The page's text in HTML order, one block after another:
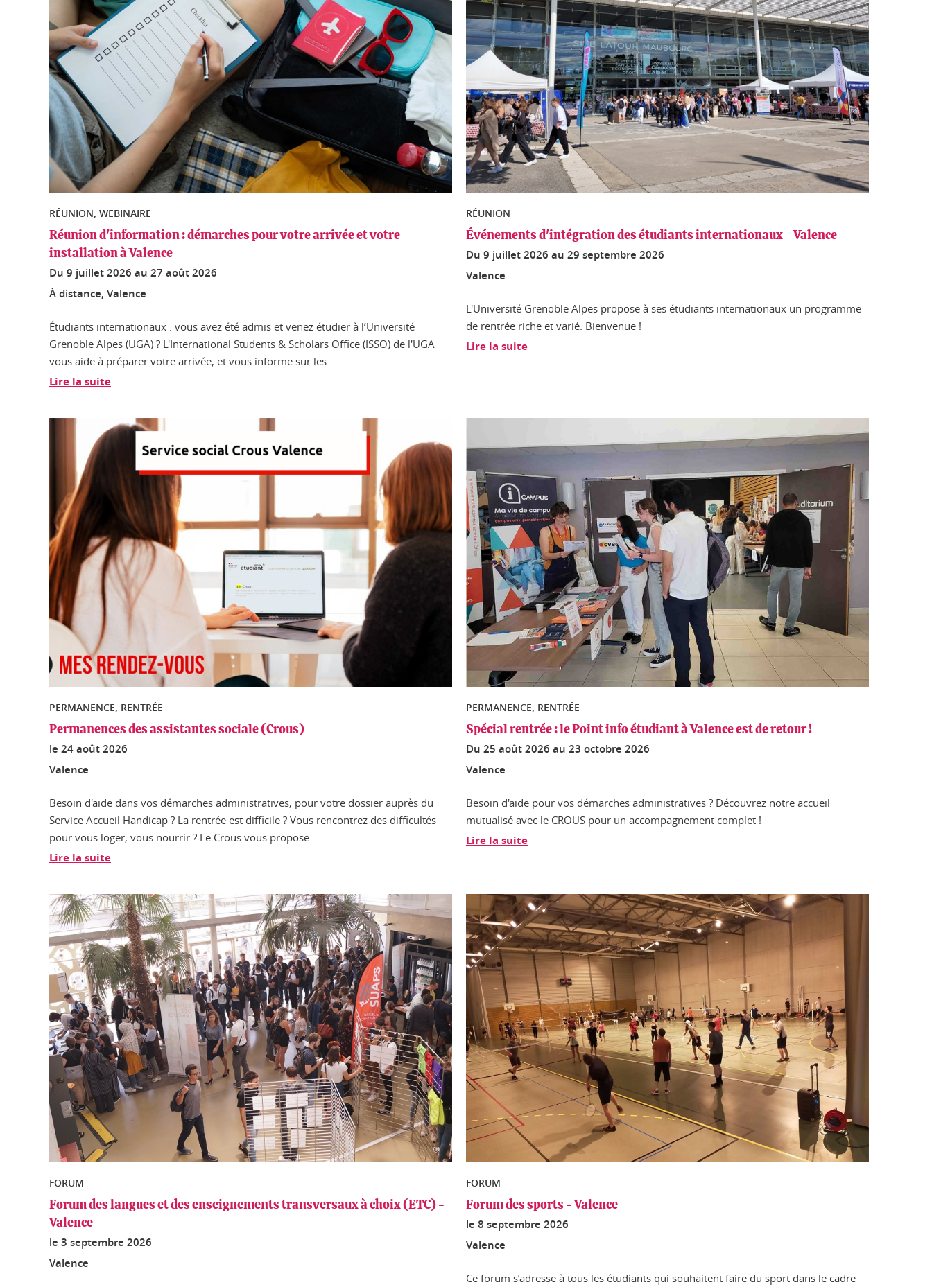
RÉUNION, WEBINAIRE
Réunion d'information : démarches pour votre arrivée et votre
installation à Valence
Du 9 juillet 2026 au 27 août 2026
À distance, Valence
Étudiants internationaux : vous avez été admis et venez étudier à l’Université
Grenoble Alpes (UGA) ? L'International Students & Scholars Office (ISSO) de l'UGA
vous aide à préparer votre arrivée, et vous informe sur les...
Lire la suite
RÉUNION
Événements d'intégration des étudiants internationaux - Valence
Du 9 juillet 2026 au 29 septembre 2026
Valence
L'Université Grenoble Alpes propose à ses étudiants internationaux un programme
de rentrée riche et varié. Bienvenue !
Lire la suite
PERMANENCE, RENTRÉE
Permanences des assistantes sociale (Crous)
le 24 août 2026
Valence
Besoin d'aide dans vos démarches administratives, pour votre dossier auprès du
Service Accueil Handicap ? La rentrée est difficile ? Vous rencontrez des difficultés
pour vous loger, vous nourrir ? Le Crous vous propose ...
Lire la suite
PERMANENCE, RENTRÉE
Spécial rentrée : le Point info étudiant à Valence est de retour !
Du 25 août 2026 au 23 octobre 2026
Valence
Besoin d'aide pour vos démarches administratives ? Découvrez notre accueil
mutualisé avec le CROUS pour un accompagnement complet !
Lire la suite
FORUM
Forum des langues et des enseignements transversaux à choix (ETC) -
Valence
le 3 septembre 2026
Valence
FORUM
Forum des sports - Valence
le 8 septembre 2026
Valence
Ce forum s’adresse à tous les étudiants qui souhaitent faire du sport dans le cadre